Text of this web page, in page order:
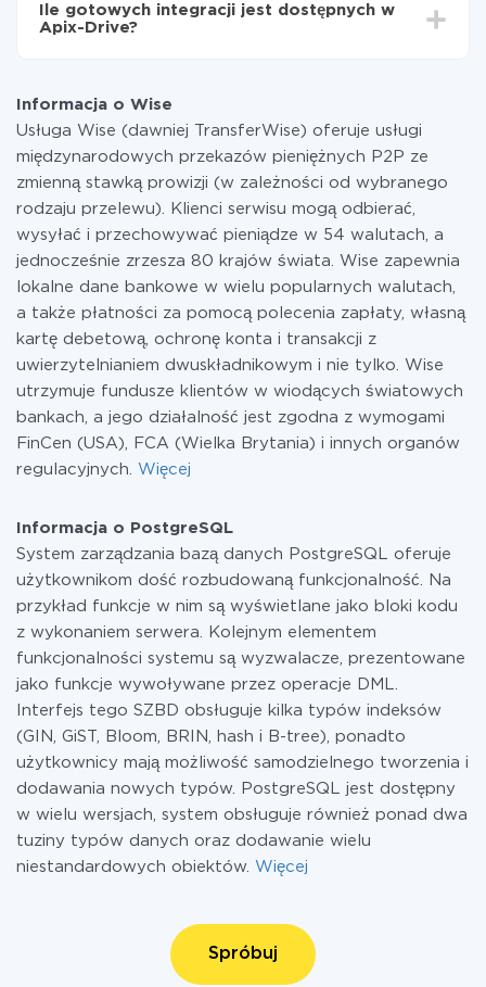
Płacisz tylko za ilość danych, która faktycznie jest
przekazywana z jednego z Twoich systemów do
w razie potrzeby przełączyć się na płatną. Więcej
informacji otaryfach
Ile gotowych integracji jest dostępnych w
Apix-Drive?
Informacja o Wise
Usługa Wise (dawniej TransferWise) oferuje usługi
międzynarodowych przekazów pieniężnych P2P ze
zmienną stawką prowizji (w zależności od wybranego
rodzaju przelewu). Klienci serwisu mogą odbierać,
wysyłać i przechowywać pieniądze w 54 walutach, a
jednocześnie zrzesza 80 krajów świata. Wise zapewnia
lokalne dane bankowe w wielu popularnych walutach,
a także płatności za pomocą polecenia zapłaty, własną
kartę debetową, ochronę konta i transakcji z
uwierzytelnianiem dwuskładnikowym i nie tylko. Wise
utrzymuje fundusze klientów w wiodących światowych
bankach, a jego działalność jest zgodna z wymogami
FinCen (USA), FCA (Wielka Brytania) i innych organów
regulacyjnych. Więcej
Informacja o PostgreSQL
System zarządzania bazą danych PostgreSQL oferuje
użytkownikom dość rozbudowaną funkcjonalność. Na
przykład funkcje w nim są wyświetlane jako bloki kodu
z wykonaniem serwera. Kolejnym elementem
funkcjonalności systemu są wyzwalacze, prezentowane
jako funkcje wywoływane przez operacje DML.
Interfejs tego SZBD obsługuje kilka typów indeksów
(GIN, GiST, Bloom, BRIN, hash i B-tree), ponadto
użytkownicy mają możliwość samodzielnego tworzenia i
dodawania nowych typów. PostgreSQL jest dostępny
w wielu wersjach, system obsługuje również ponad dwa
tuziny typów danych oraz dodawanie wielu
niestandardowych obiektów. Więcej
Spróbuj